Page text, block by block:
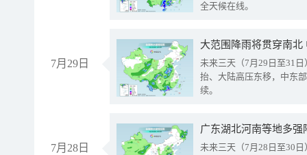
全天候在线。
7月29日
大范围降雨将贯穿南
未来三天（7月29日至31
抬、大陆高压东移，中东
续。
7月28日
广东湖北河南等地多
未来三天（7月28日至30